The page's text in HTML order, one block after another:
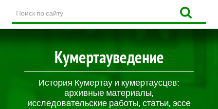
по
сайту
Кумертауведение
История Кумертау и кумертаусцев:
архивные материалы,
исследовательские работы, статьи, эссе